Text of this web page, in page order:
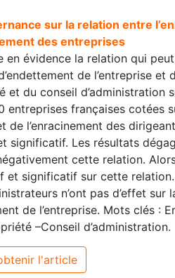
sur la relation entre
des entreprises
en évidence la relation qui
de l’entreprise et
et du conseil d’administration
entreprises françaises cotées
de l’enracinement des
significatif. Les résultats
cette relation.
et significatif sur cette relation.
n’ont pas d’effet sur
de l’entreprise. Mots clés :
–Conseil d’administration.
l'article